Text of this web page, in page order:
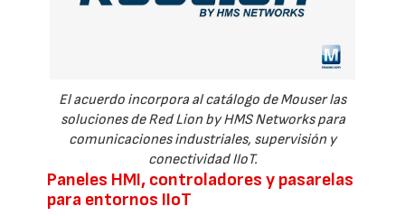
El acuerdo incorpora al catálogo de Mouser las
soluciones de Red Lion by HMS Networks para
comunicaciones industriales, supervisión y
conectividad IIoT.
Paneles HMI, controladores y pasarelas
para entornos IIoT